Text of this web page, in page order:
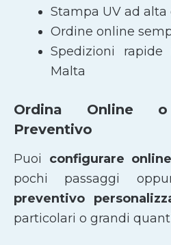
Stampa UV ad
Ordine online
Spedizioni
Malta
Ordina Online
Preventivo
Puoi configurare online
pochi passaggi
preventivo
particolari o grandi